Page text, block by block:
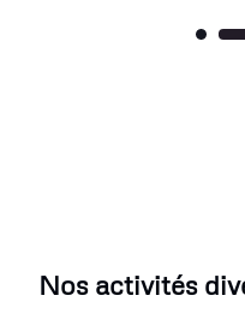
Nos activités